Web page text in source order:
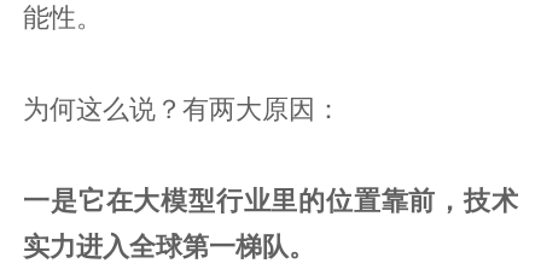
能性。
为何这么说？有两大原因：
一是它在大模型行业里的位置靠前，技术
实力进入全球第一梯队。